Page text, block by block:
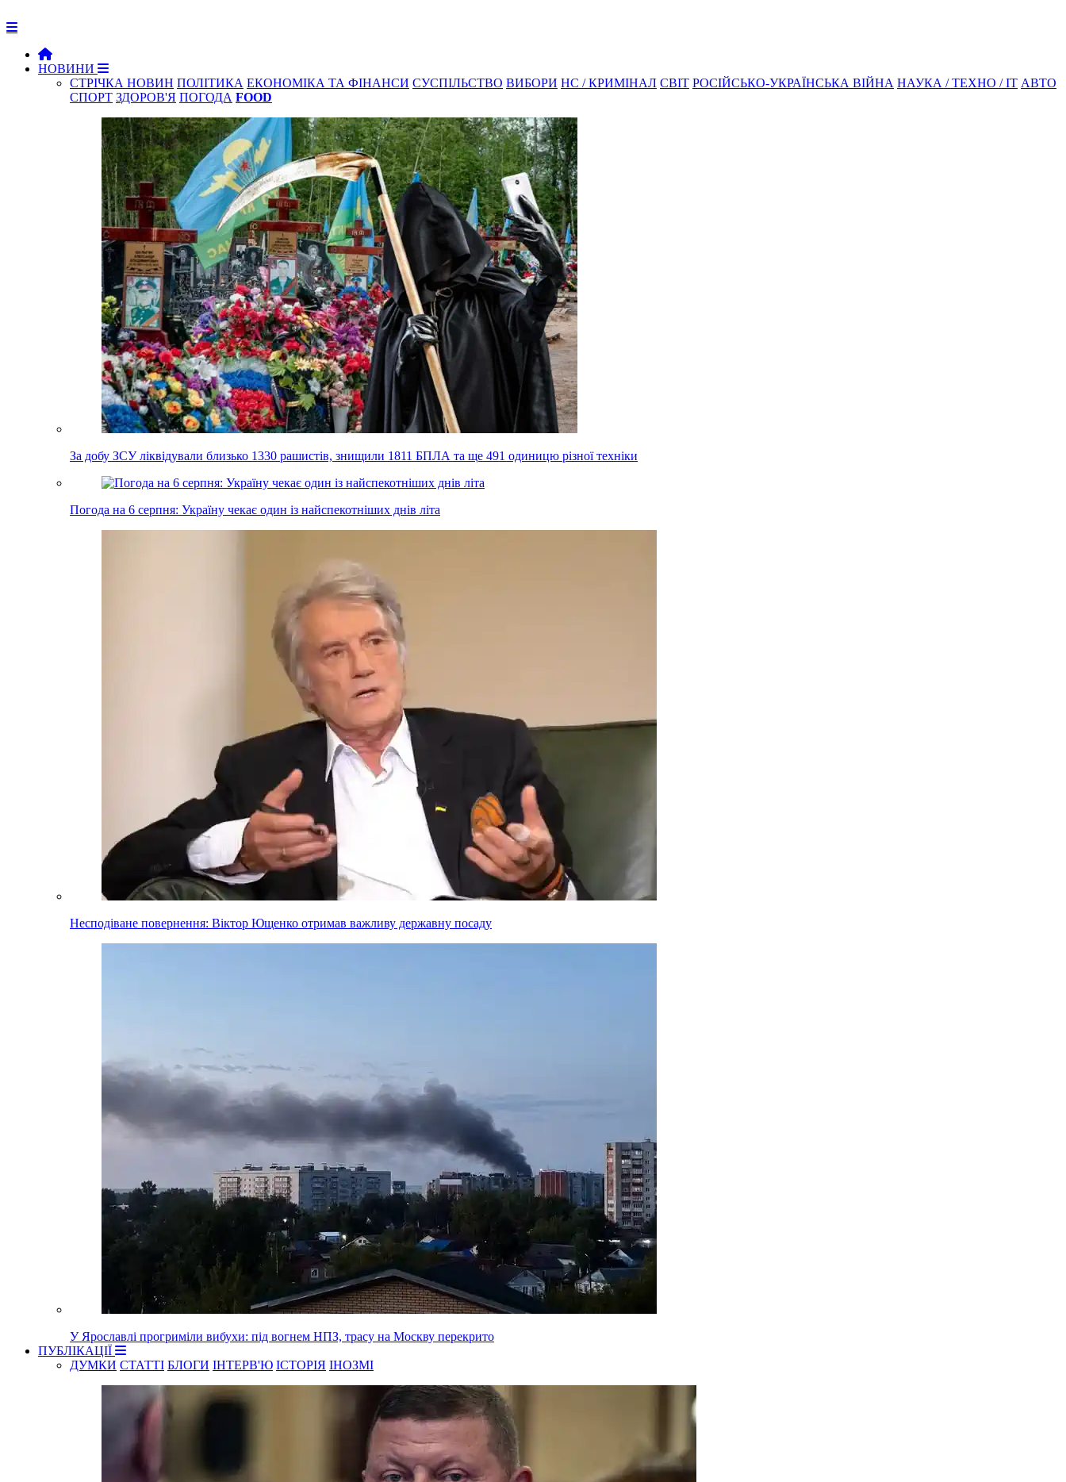
НОВИНИ
СТРІЧКА НОВИН ПОЛІТИКА ЕКОНОМІКА ТА ФІНАНСИ СУСПІЛЬСТВО ВИБОРИ НС / КРИМІНАЛ СВІТ РОСІЙСЬКО-УКРАЇНСЬКА ВІЙНА НАУКА / ТЕХНО / IT АВТО
СПОРТ ЗДОРОВ'Я ПОГОДА FOOD
За добу ЗСУ ліквідували близько 1330 рашистів, знищили 1811 БПЛА та ще 491 одиницю різної техніки
Погода на 6 серпня: Україну чекає один із найспекотніших днів літа
Несподіване повернення: Віктор Ющенко отримав важливу державну посаду
У Ярославлі прогриміли вибухи: під вогнем НПЗ, трасу на Москву перекрито
ПУБЛІКАЦІЇ
ДУМКИ СТАТТІ БЛОГИ ІНТЕРВ'Ю ІСТОРІЯ ІНОЗМІ